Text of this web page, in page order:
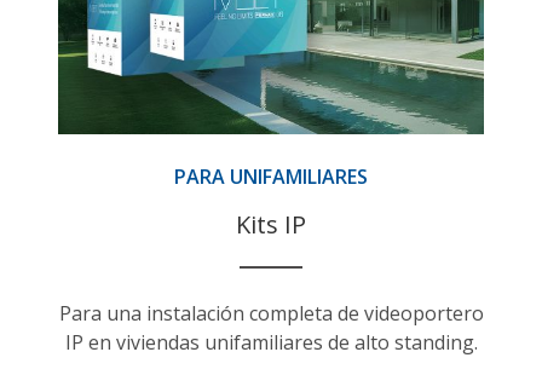
PARA UNIFAMILIARES
Kits IP
Para una instalación completa de videoportero
IP en viviendas unifamiliares de alto standing.